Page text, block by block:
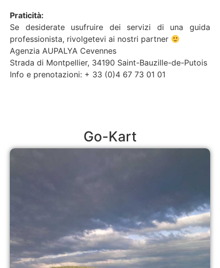
Praticità:
Se desiderate usufruire dei servizi di una guida
professionista, rivolgetevi ai nostri partner
Agenzia AUPALYA Cevennes
Strada di Montpellier, 34190 Saint-Bauzille-de-Putois
Info e prenotazioni: + 33 (0)4 67 73 01 01
Go-Kart